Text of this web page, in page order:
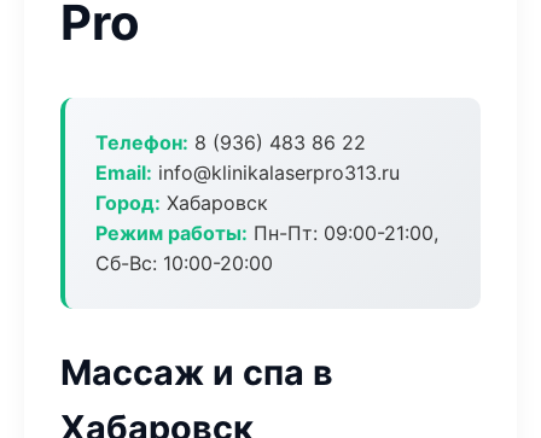
Pro
Телефон: 8 (936) 483 86 22
Email: info@klinikalaserpro313.ru
Город: Хабаровск
Режим работы: Пн-Пт: 09:00-21:00,
Сб-Вс: 10:00-20:00
Массаж и спа в
Хабаровск